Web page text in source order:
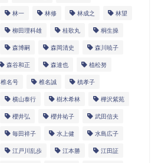
林一 林修 林成之 林望
柳田理科雄 桂歌丸 桐生操
森博嗣 森岡清史 森川暁子
森谷和正 森達也 植松努
椎名号 椎名誠 槙孝子
横山泰行 樹木希林 樺沢紫苑
櫻井弘 櫻井祐子 武田信夫
毎田祥子 水上健 水島広子
江戸川乱歩 江本勝 江田証